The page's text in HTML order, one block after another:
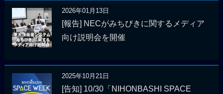
2026年01月13日
[報告] NECがみちびきに関するメディア
向け説明会を開催
2025年10月21日
[告知] 10/30「NIHONBASHI SPACE